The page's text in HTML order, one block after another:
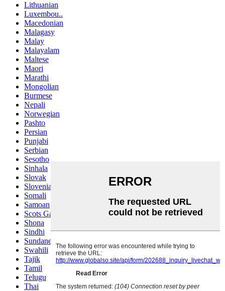
Lithuanian
Luxembou..
Macedonian
Malagasy
Malay
Malayalam
Maltese
Maori
Marathi
Mongolian
Burmese
Nepali
Norwegian
Pashto
Persian
Punjabi
Serbian
Sesotho
Sinhala
Slovak
Slovenian
Somali
Samoan
Scots Gaelic
Shona
Sindhi
Sundanese
Swahili
Tajik
Tamil
Telugu
Thai